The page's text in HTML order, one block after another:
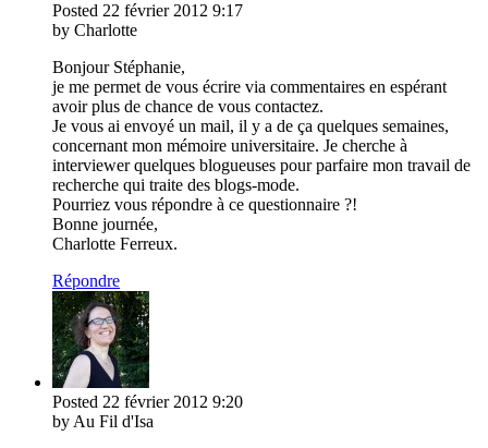
Posted 22 février 2012 9:17
by Charlotte
Bonjour Stéphanie,
je me permet de vous écrire via commentaires en espérant
avoir plus de chance de vous contactez.
Je vous ai envoyé un mail, il y a de ça quelques semaines,
concernant mon mémoire universitaire. Je cherche à
interviewer quelques blogueuses pour parfaire mon travail de
recherche qui traite des blogs-mode.
Pourriez vous répondre à ce questionnaire ?!
Bonne journée,
Charlotte Ferreux.
Répondre
Posted 22 février 2012 9:20
by Au Fil d'Isa